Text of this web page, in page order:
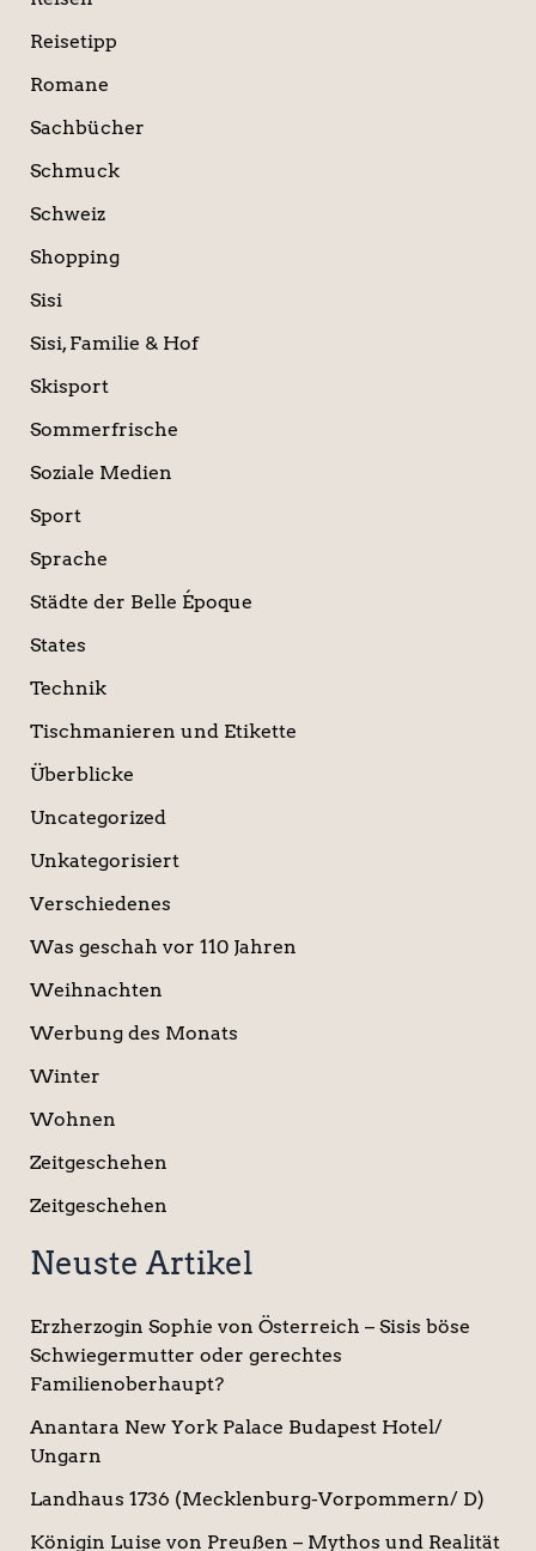
Reisetipp
Romane
Sachbücher
Schmuck
Schweiz
Shopping
Sisi
Sisi, Familie & Hof
Skisport
Sommerfrische
Soziale Medien
Sport
Sprache
Städte der Belle Époque
States
Technik
Tischmanieren und Etikette
Überblicke
Uncategorized
Unkategorisiert
Verschiedenes
Was geschah vor 110 Jahren
Weihnachten
Werbung des Monats
Winter
Wohnen
Zeitgeschehen
Zeitgeschehen
Neuste Artikel
Erzherzogin Sophie von Österreich – Sisis böse
Schwiegermutter oder gerechtes
Familienoberhaupt?
Anantara New York Palace Budapest Hotel/
Ungarn
Landhaus 1736 (Mecklenburg-Vorpommern/ D)
Königin Luise von Preußen – Mythos und Realität